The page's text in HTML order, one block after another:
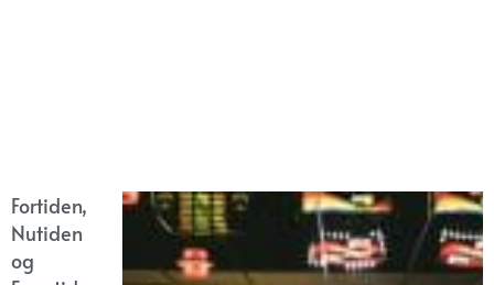
Fortiden,
Nutiden
og